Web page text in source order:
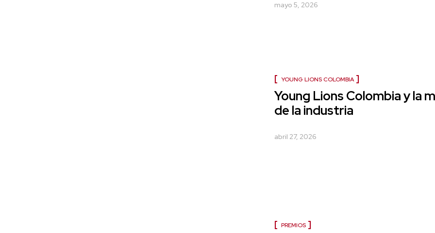
mayo 5, 2026
YOUNG LIONS COLOMBIA
Young Lions Colombia y la
de la industria
abril 27, 2026
PREMIOS